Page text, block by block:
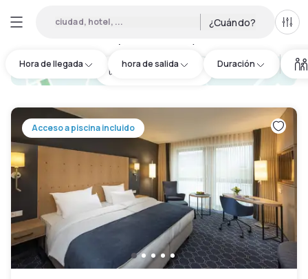
ciudad, hotel, ... ¿Cuándo?
Hora de llegada hora de salida Duración
hotel.cta.view_map
Acceso a piscina incluido